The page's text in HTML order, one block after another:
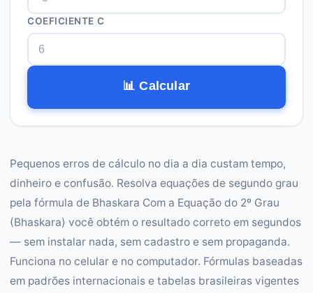
COEFICIENTE C
📊 Calcular
Pequenos erros de cálculo no dia a dia custam tempo,
dinheiro e confusão. Resolva equações de segundo grau
pela fórmula de Bhaskara Com a Equação do 2º Grau
(Bhaskara) você obtém o resultado correto em segundos
— sem instalar nada, sem cadastro e sem propaganda.
Funciona no celular e no computador. Fórmulas baseadas
em padrões internacionais e tabelas brasileiras vigentes